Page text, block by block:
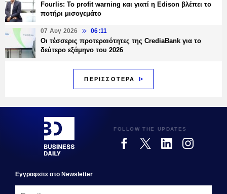
Fourlis: Το profit warning και γιατί η Edison βλέπει το
ποτήρι μισογεμάτο
07 Αυγ 2026 06:11
Οι τέσσερις προτεραιότητες της CrediaBank για το
δεύτερο εξάμηνο του 2026
ΠΕΡΙΣΣΟΤΕΡΑ
FOLLOW THE UPDATES
Εγγραφεiτε στο Newsletter